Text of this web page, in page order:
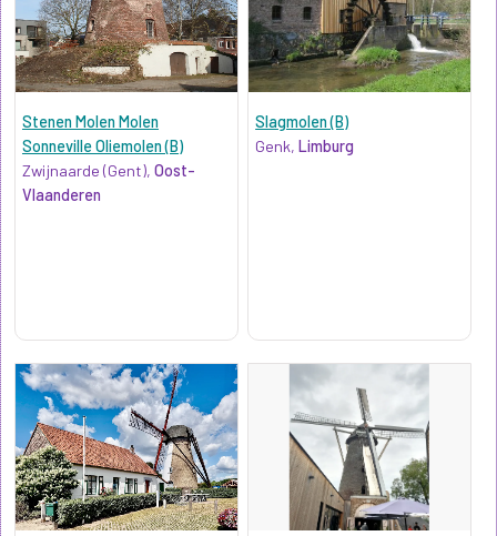
Stenen Molen Molen
Sonneville Oliemolen (B)
Zwijnaarde (Gent), Oost-
Vlaanderen
Slagmolen (B)
Genk,Limburg